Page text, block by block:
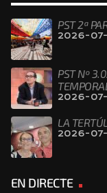
PST 2ª
2026-
PST Nº
2026-
LA
2026-
EN DIRECTE